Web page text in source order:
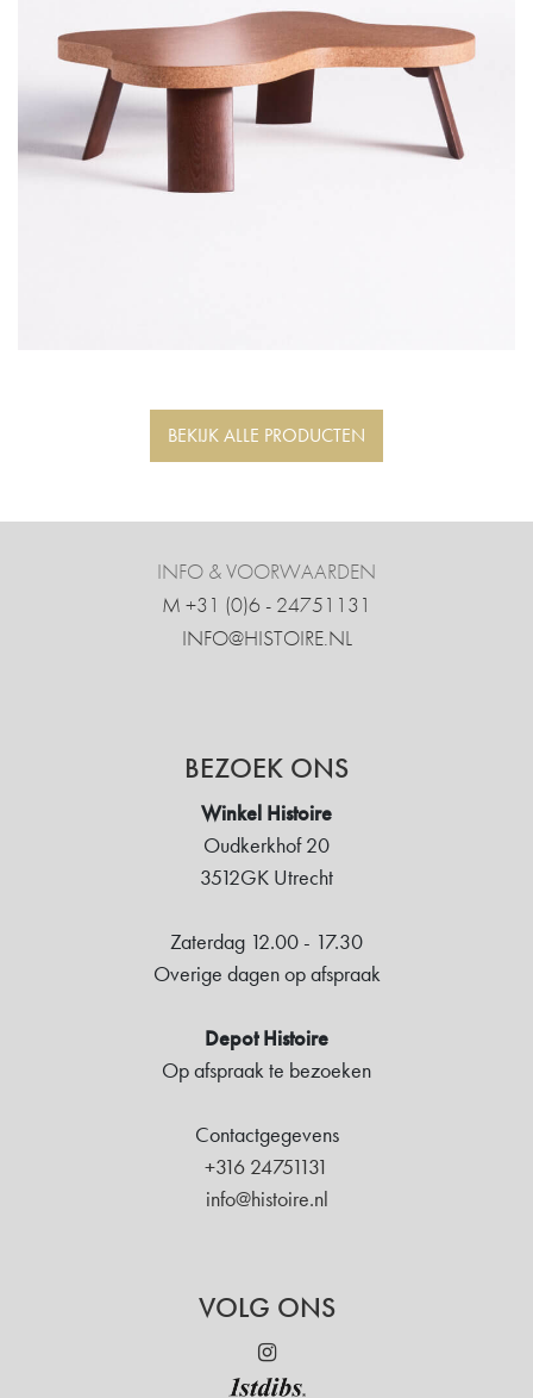
BEKIJK ALLE PRODUCTEN
INFO & VOORWAARDEN
M +31 ‍(0)6 - 24751131
INFO@HISTOIRE.NL
BEZOEK ONS
Winkel Histoire
Oudkerkhof 20
3512GK Utrecht
Zaterdag 12.00 - 17.30
Overige dagen op afspraak
Depot Histoire
Op afspraak te bezoeken
Contactgegevens
+316 24751131
info@histoire.nl
VOLG ONS